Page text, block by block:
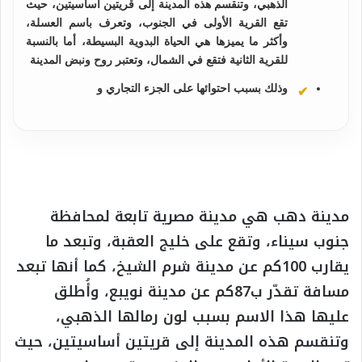
الذهبي، وتنقسم هذه المدينة إلى قريتين أساسيتين، حيث
تقع القرية الأولى في الجنوب، وتعرف باسم العسلة،
وأكثر ما يميزها هي الحياة البدوية البسيطة، أما بالنسبة
للقرية الثانية فتقع في الشمال، وتعتبر روح ونبض المدينة
وذلك بسبب احتوائها على الجزء التجاري و
مدينة دهب هي مدينة مصرية تابعة لمحافظة
جنوب سيناء، وتقع على خليج العقبة، وتبعد ما
يقارب 100كم عن مدينة شرم الشيخ، كما أنها تبعد
مسافة تقدّر ب87كم عن مدينة نويبع، وأُطلق
عليها هذا الاسم بسبب لون رمالها الذهبي،
وتنقسم هذه المدينة إلى قريتين أساسيتين، حيث